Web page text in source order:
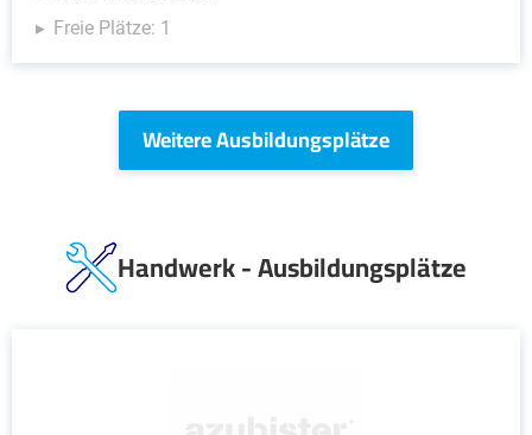
Freie Plätze: 1
Weitere Ausbildungsplätze
Handwerk - Ausbildungsplätze